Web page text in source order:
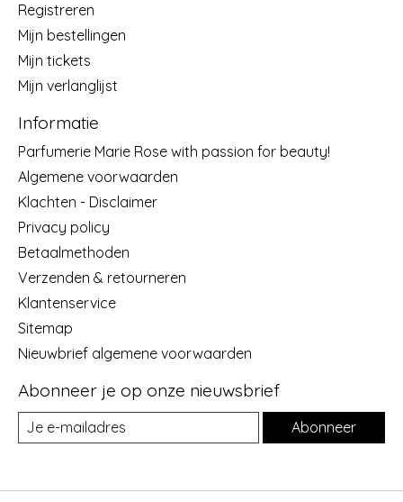
Registreren
Mijn bestellingen
Mijn tickets
Mijn verlanglijst
Informatie
Parfumerie Marie Rose with passion for beauty!
Algemene voorwaarden
Klachten - Disclaimer
Privacy policy
Betaalmethoden
Verzenden & retourneren
Klantenservice
Sitemap
Nieuwbrief algemene voorwaarden
Abonneer je op onze nieuwsbrief
Abonneer